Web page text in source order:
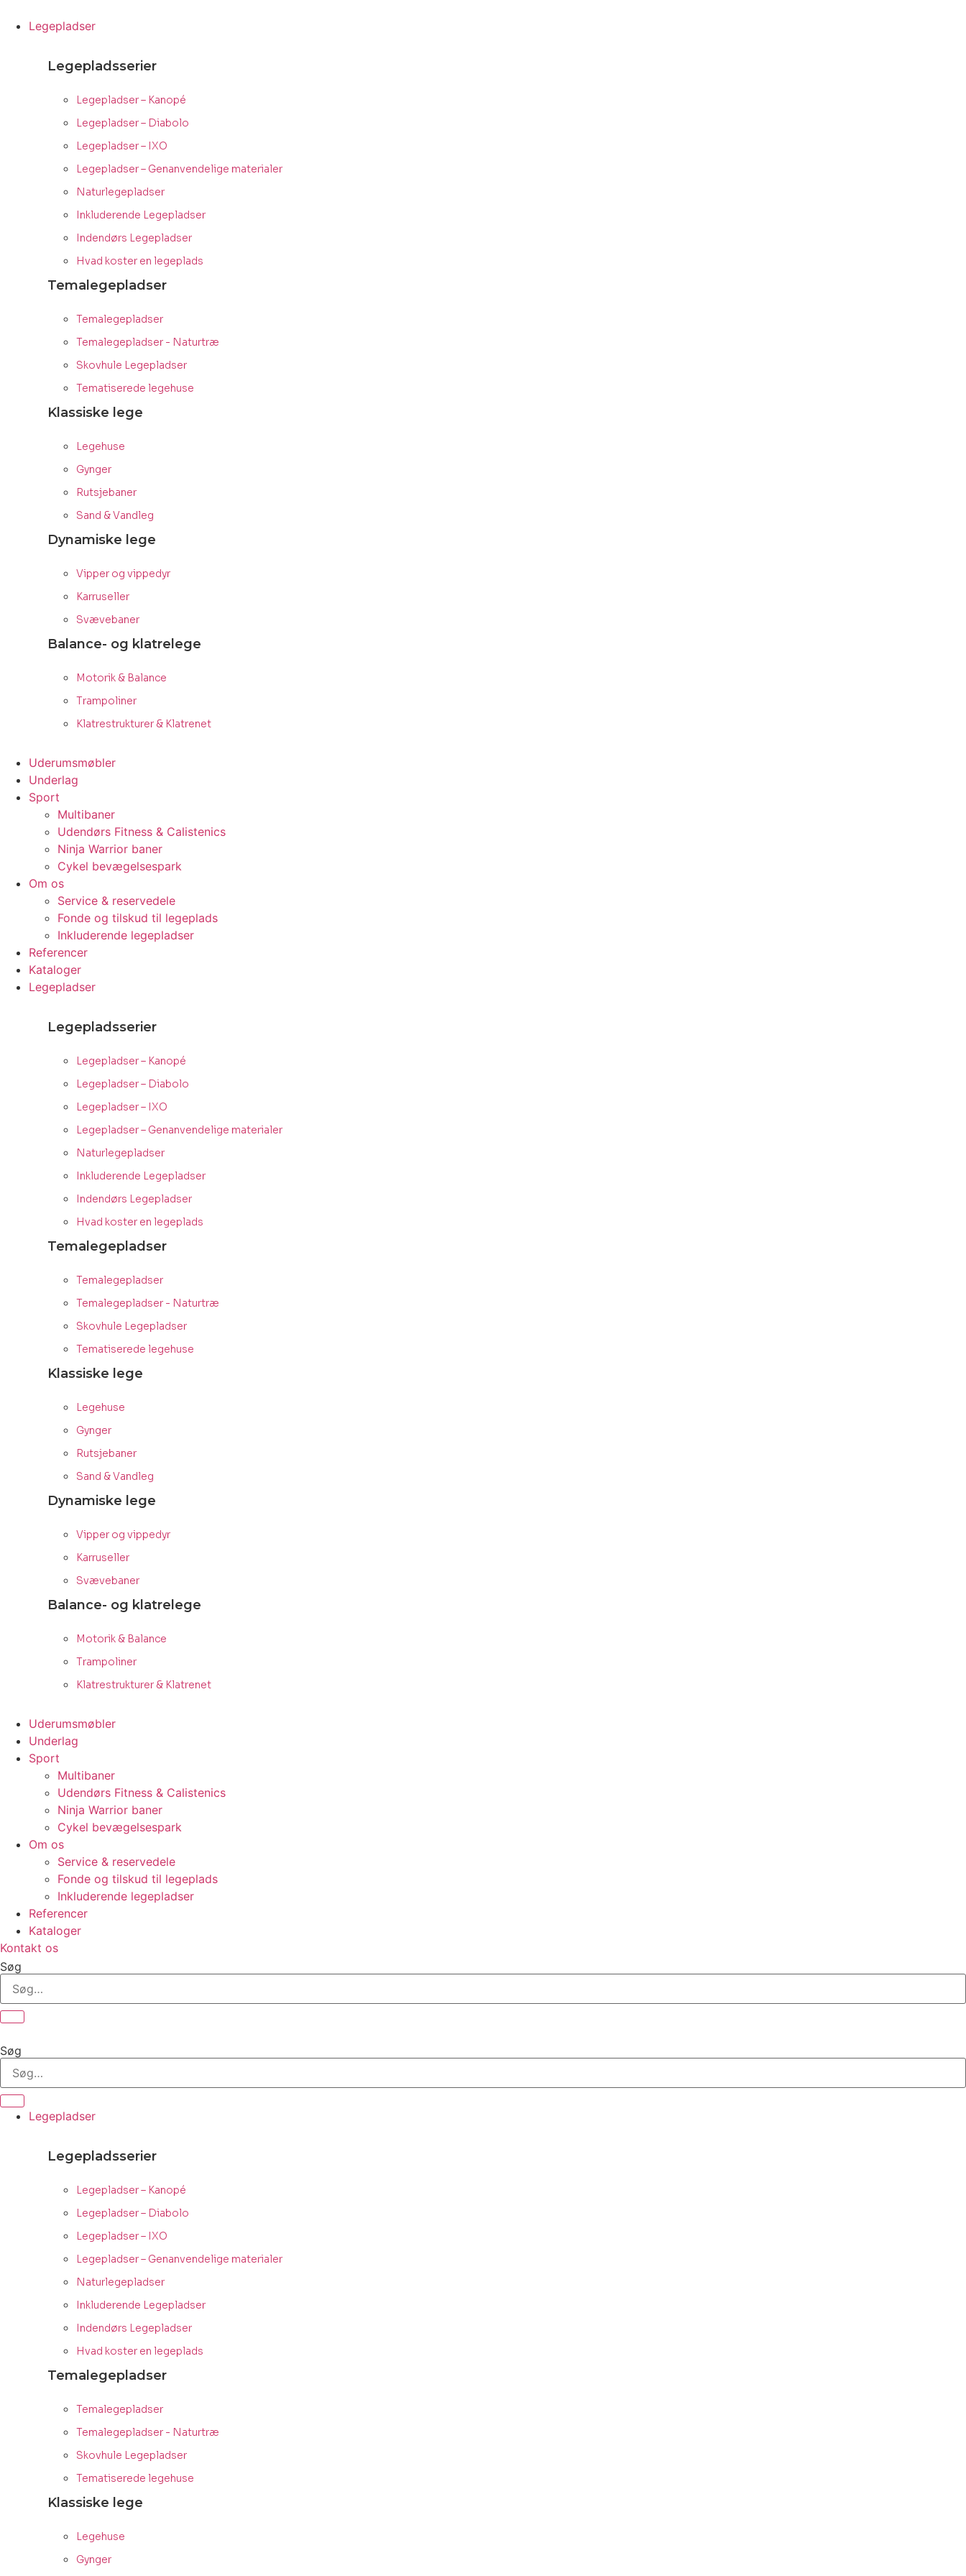
Legepladser
Legepladsserier
Legepladser – Kanopé
Legepladser – Diabolo
Legepladser – IXO
Legepladser – Genanvendelige materialer
Naturlegepladser
Inkluderende Legepladser
Indendørs Legepladser
Hvad koster en legeplads
Temalegepladser
Temalegepladser
Temalegepladser - Naturtræ
Skovhule Legepladser
Tematiserede legehuse
Klassiske lege
Legehuse
Gynger
Rutsjebaner
Sand & Vandleg
Dynamiske lege
Vipper og vippedyr
Karruseller
Svævebaner
Balance- og klatrelege
Motorik & Balance
Trampoliner
Klatrestrukturer & Klatrenet
Uderumsmøbler
Underlag
Sport
Multibaner
Udendørs Fitness & Calistenics
Ninja Warrior baner
Cykel bevægelsespark
Om os
Service & reservedele
Fonde og tilskud til legeplads
Inkluderende legepladser
Referencer
Kataloger
Legepladser
Legepladsserier
Legepladser – Kanopé
Legepladser – Diabolo
Legepladser – IXO
Legepladser – Genanvendelige materialer
Naturlegepladser
Inkluderende Legepladser
Indendørs Legepladser
Hvad koster en legeplads
Temalegepladser
Temalegepladser
Temalegepladser - Naturtræ
Skovhule Legepladser
Tematiserede legehuse
Klassiske lege
Legehuse
Gynger
Rutsjebaner
Sand & Vandleg
Dynamiske lege
Vipper og vippedyr
Karruseller
Svævebaner
Balance- og klatrelege
Motorik & Balance
Trampoliner
Klatrestrukturer & Klatrenet
Uderumsmøbler
Underlag
Sport
Multibaner
Udendørs Fitness & Calistenics
Ninja Warrior baner
Cykel bevægelsespark
Om os
Service & reservedele
Fonde og tilskud til legeplads
Inkluderende legepladser
Referencer
Kataloger
Kontakt os
Søg
Søg
Legepladser
Legepladsserier
Legepladser – Kanopé
Legepladser – Diabolo
Legepladser – IXO
Legepladser – Genanvendelige materialer
Naturlegepladser
Inkluderende Legepladser
Indendørs Legepladser
Hvad koster en legeplads
Temalegepladser
Temalegepladser
Temalegepladser - Naturtræ
Skovhule Legepladser
Tematiserede legehuse
Klassiske lege
Legehuse
Gynger